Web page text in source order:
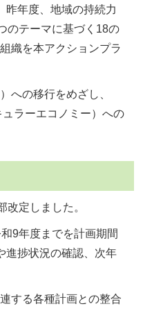
昨年度、地域の持続力
のテーマに基づく18の
織を本アクションプラ
への移行をめざし、
ラーエコノミー）への
定しました。
9年度までを計画期間
進捗状況の確認、次年
する各種計画との整合